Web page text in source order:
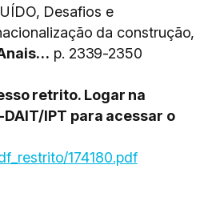
Desafios e
da construção,
p. 2339-2350
retrito. Logar na
IPT para acessar o
174180.pdf